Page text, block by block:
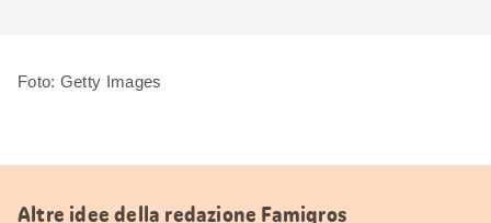
Foto: Getty Images
Altre idee della redazione Famigros